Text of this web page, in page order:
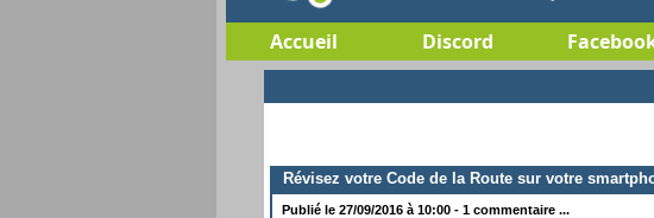
Accueil Discord
Révisez votre Code de la Route sur votre
Publié le 27/09/2016 à 10:00 - 1 commentaire ...